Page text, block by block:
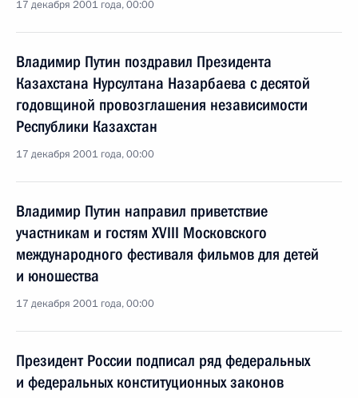
17 декабря 2001 года, 00:00
Владимир Путин поздравил Президента
Казахстана Нурсултана Назарбаева с десятой
годовщиной провозглашения независимости
Республики Казахстан
17 декабря 2001 года, 00:00
Владимир Путин направил приветствие
участникам и гостям XVIII Московского
международного фестиваля фильмов для детей
и юношества
17 декабря 2001 года, 00:00
Президент России подписал ряд федеральных
и федеральных конституционных законов